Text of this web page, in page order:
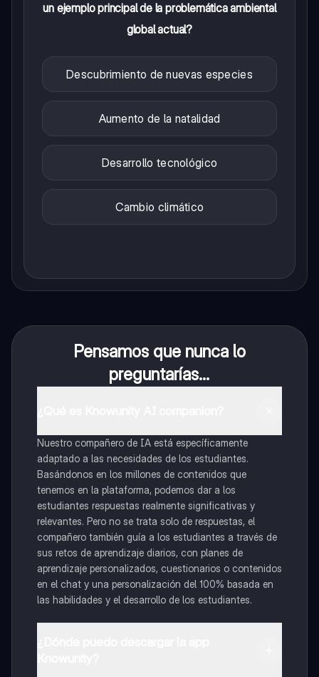
un ejemplo principal de la problemática ambiental
global actual?
Descubrimiento de nuevas especies
Aumento de la natalidad
Desarrollo tecnológico
Cambio climático
Pensamos que nunca lo
preguntarías...
Nuestro compañero de IA está específicamente
adaptado a las necesidades de los estudiantes.
Basándonos en los millones de contenidos que
tenemos en la plataforma, podemos dar a los
estudiantes respuestas realmente significativas y
relevantes. Pero no se trata solo de respuestas, el
compañero también guía a los estudiantes a través de
sus retos de aprendizaje diarios, con planes de
aprendizaje personalizados, cuestionarios o contenidos
en el chat y una personalización del 100% basada en
las habilidades y el desarrollo de los estudiantes.